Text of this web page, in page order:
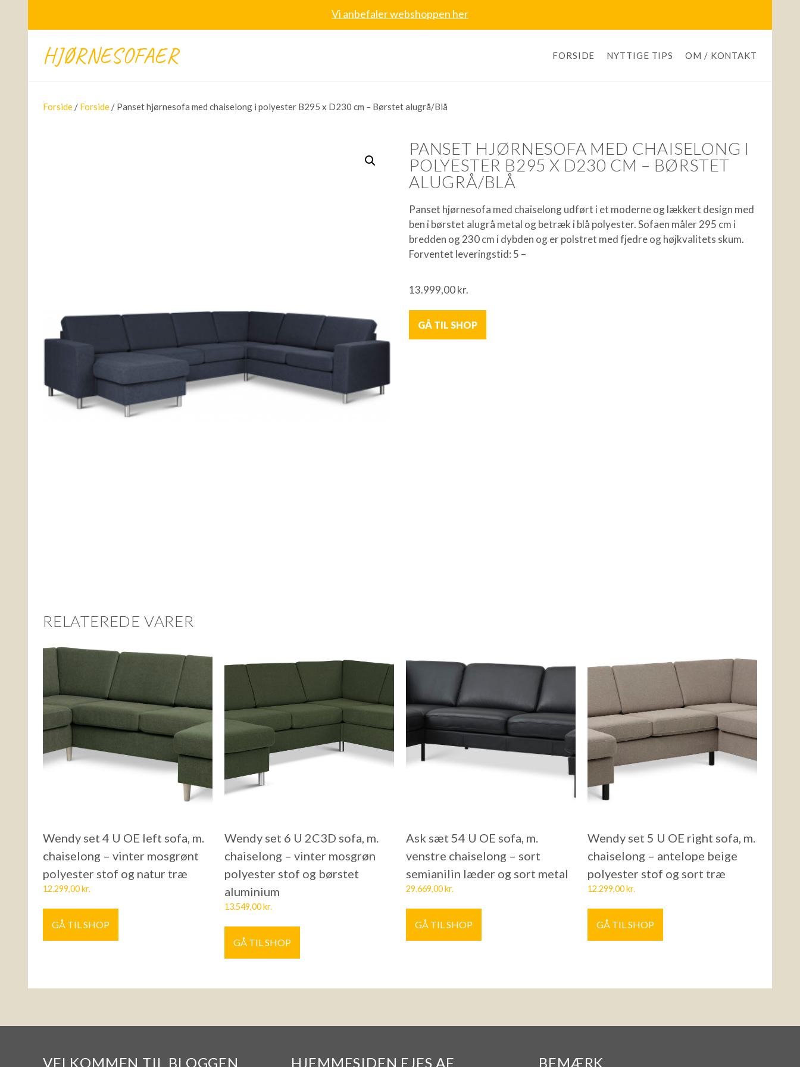
Vi anbefaler webshoppen her
HJØRNESOFAER FORSIDE NYTTIGE TIPS OM / KONTAKT
Forside / Forside / Panset hjørnesofa med chaiselong i polyester B295 x D230 cm – Børstet alugrå/Blå
PANSET HJØRNESOFA MED CHAISELONG I
POLYESTER B295 X D230 CM – BØRSTET
ALUGRÅ/BLÅ
Panset hjørnesofa med chaiselong udført i et moderne og lækkert design med
ben i børstet alugrå metal og betræk i blå polyester. Sofaen måler 295 cm i
bredden og 230 cm i dybden og er polstret med fjedre og højkvalitets skum.
Forventet leveringstid: 5 –
13.999,00kr.
GÅ TIL SHOP
RELATEREDE VARER
Wendy set 4 U OE left sofa, m.
chaiselong – vinter mosgrønt
polyester stof og natur træ
12.299,00kr.
GÅ TIL SHOP
Wendy set 6 U 2C3D sofa, m.
chaiselong – vinter mosgrøn
polyester stof og børstet
aluminium
13.549,00kr.
GÅ TIL SHOP
Ask sæt 54 U OE sofa, m.
venstre chaiselong – sort
semianilin læder og sort metal
29.669,00kr.
GÅ TIL SHOP
Wendy set 5 U OE right sofa, m.
chaiselong – antelope beige
polyester stof og sort træ
12.299,00kr.
GÅ TIL SHOP
VELKOMMEN TIL BLOGGEN HJEMMESIDEN EJES AF BEMÆRK